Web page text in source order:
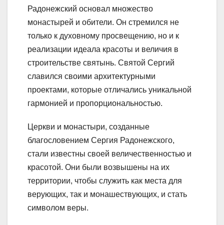
Радонежский основал множество
монастырей и обители. Он стремился не
только к духовному просвещению, но и к
реализации идеала красоты и величия в
строительстве святынь. Святой Сергий
славился своими архитектурными
проектами, которые отличались уникальной
гармонией и пропорциональностью.
Церкви и монастыри, созданные
благословением Сергия Радонежского,
стали известны своей величественностью и
красотой. Они были возвышены на их
территории, чтобы служить как места для
верующих, так и монашествующих, и стать
символом веры.